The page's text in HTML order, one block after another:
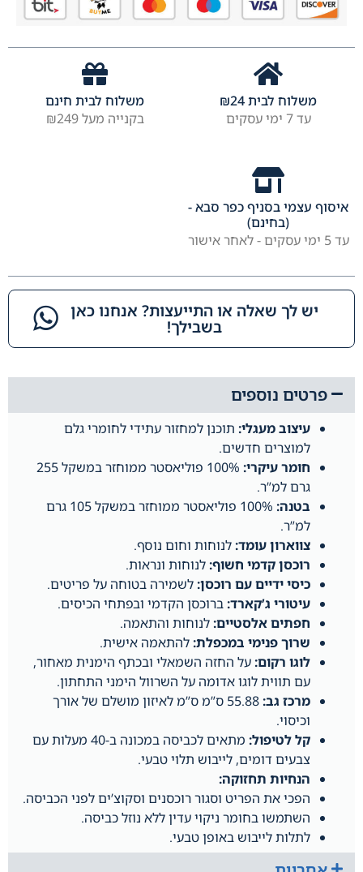
פרטים נוספים
עיצוב מעגלי: תוכנן למחזור עתידי לחומרי גלם
למוצרים חדשים.
חומר עיקרי:
100% פוליאסטר ממוחזר במשקל 255
גרם למ”ר.
בטנה:
100% פוליאסטר ממוחזר במשקל 105 גרם
למ”ר.
צווארון עומד:לנוחות וחום נוסף.
רוכסן קדמי חשוף:לנוחות ונראות.
כיסי ידיים עם רוכסן:לשמירה בטוחה על פריטים.
עיטורי ג’קארד:ברוכסן הקדמי ובפתחי הכיסים.
חפתים אלסטיים:לנוחות והתאמה.
שרוך פנימי במכפלת:להתאמה אישית.
לוגו רקום:על החזה השמאלי ובכתף הימנית מאחור,
עם תווית לוגו אדומה על השרוול הימני התחתון.
מרכז גב:
55.88 ס”מ ס”מ לאיזון מושלם של אורך
וכיסוי.
קל לטיפול:
מתאים לכביסה במכונה ב-40 מעלות עם
צבעים דומים, לייבוש תלוי טבעי.
הנחיות תחזוקה:
הפכי את הפריט וסגור רוכסנים וסקוצ’ים לפני הכביסה.
השתמשו בחומר ניקוי עדין ללא נוזל כביסה.
לתלות לייבוש באופן טבעי.
משלוח לבית ₪24
עד 7 ימי עסקים
משלוח לבית חינם
בקנייה מעל ₪249
איסוף עצמי בסניף כפר סבא -
(בחינם)
עד 5 ימי עסקים - לאחר אישור
יש לך שאלה או התייעצות? אנחנו כאן
בשבילך!​